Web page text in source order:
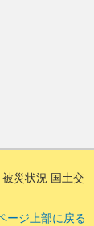
災状況 国土交
ージ上部に戻る